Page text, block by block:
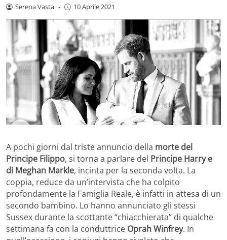
Serena Vasta - 10 Aprile 2021
A pochi giorni dal triste annuncio della morte del
Principe Filippo, si torna a parlare del Principe Harry e
di Meghan Markle, incinta per la seconda volta. La
coppia, reduce da un’intervista che ha colpito
profondamente la Famiglia Reale, è infatti in attesa di un
secondo bambino. Lo hanno annunciato gli stessi
Sussex durante la scottante “chiacchierata” di qualche
settimana fa con la conduttrice Oprah Winfrey. In